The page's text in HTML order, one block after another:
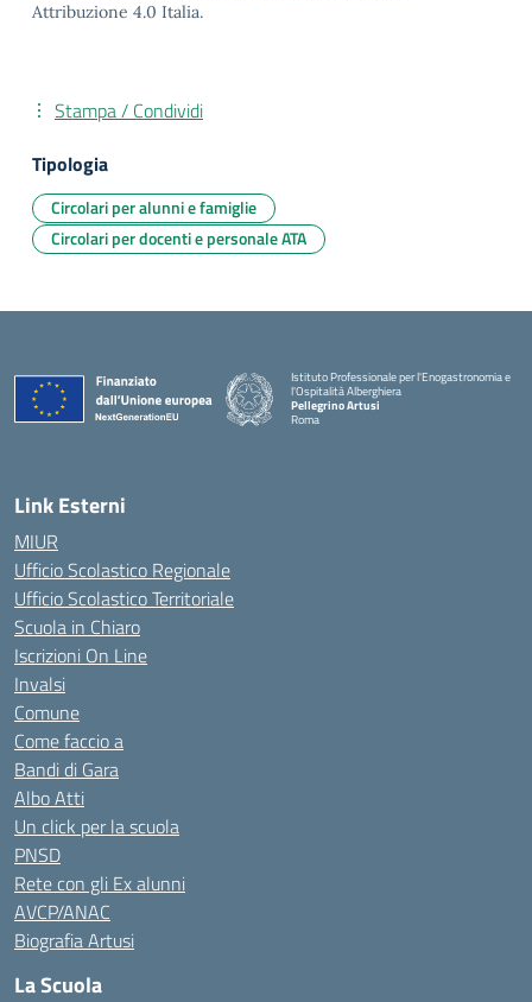
Attribuzione 4.0 Italia.
Stampa / Condividi
Tipologia
Circolari per alunni e famiglie
Circolari per docenti e personale ATA
Istituto Professionale per l'Enogastronomia e
l'Ospitalità Alberghiera
Pellegrino Artusi
Roma
Link Esterni
MIUR
Ufficio Scolastico Regionale
Ufficio Scolastico Territoriale
Scuola in Chiaro
Iscrizioni On Line
Invalsi
Comune
Come faccio a
Bandi di Gara
Albo Atti
Un click per la scuola
PNSD
Rete con gli Ex alunni
AVCP/ANAC
Biografia Artusi
La Scuola